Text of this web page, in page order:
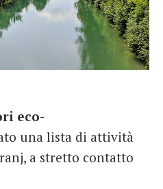
eco-
una lista di attività
a stretto contatto